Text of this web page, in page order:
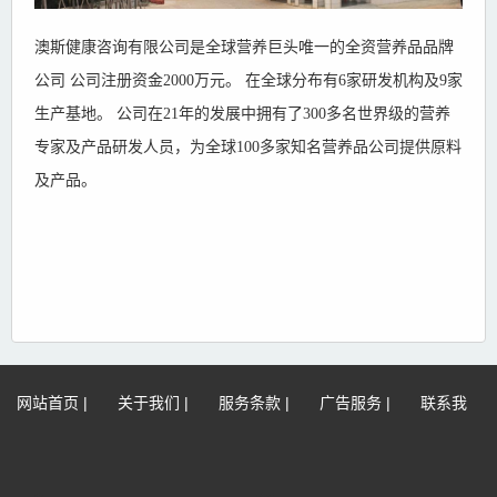
澳斯健康咨询有限公司是全球营养巨头唯一的全资营养品品牌
公司 公司注册资金2000万元。 在全球分布有6家研发机构及9家
生产基地。 公司在21年的发展中拥有了300多名世界级的营养
专家及产品研发人员，为全球100多家知名营养品公司提供原料
及产品。
网站首页 | 关于我们 | 服务条款 | 广告服务 | 联系我